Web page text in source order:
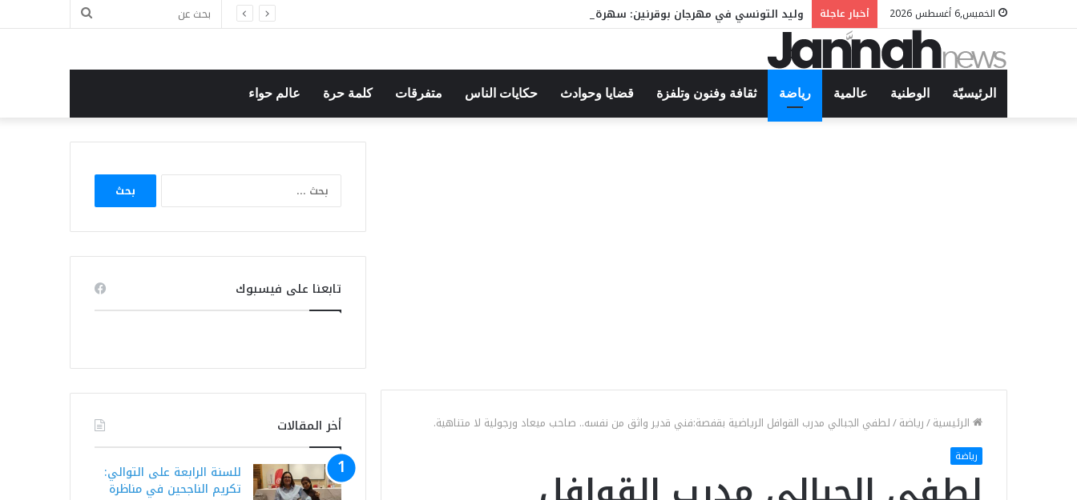
الخميس,6 أغسطس 2026 أخبار عاجلة وليد التونسي في مهرجان بوقرنين: سهرة تحتفي بالموروث الشعبي وصالح الفرزيط في البال
بحث
الرئيسيّة الوطنية عالمية رياضة ثقافة وفنون وتلفزة قضايا وحوادث حكايات الناس متفرقات كلمة حرة عالم حواء
الرئيسية/رياضة/لطفي الجبالي مدرب القوافل الرياضية بقفصة:فني قدير واثق من نفسه.. صاحب ميعاد ورجولية لا متناهية.
رياضة
البحث
تابعنا على فيسبوك
أخر المقالات
للسنة الرابعة على التوالي:
تكريم الناجحين في مناظرة